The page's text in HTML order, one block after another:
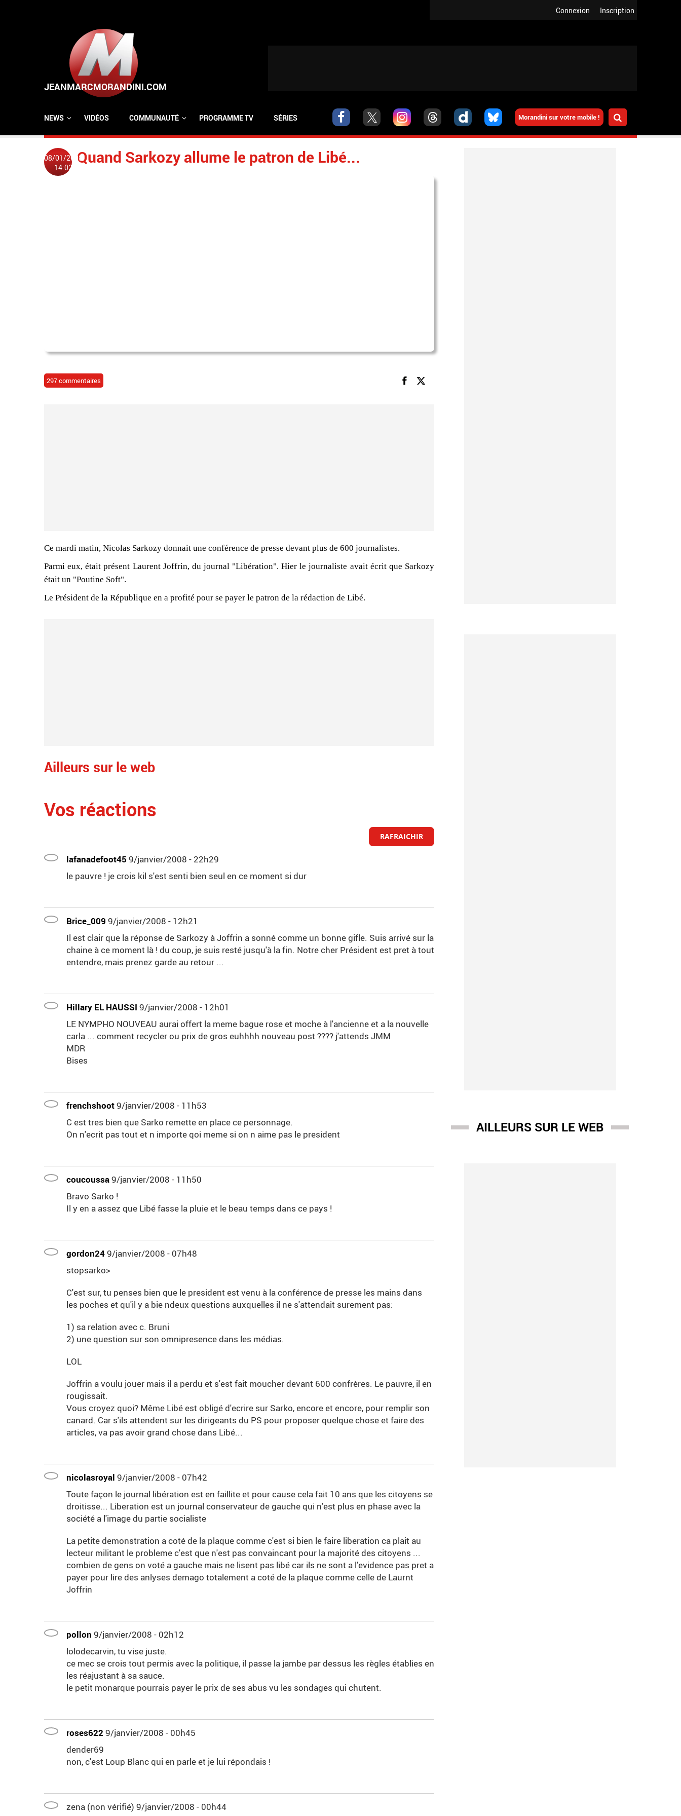
Inscription
Connexion
Morandini sur votre mobile !
NEWS VIDÉOS COMMUNAUTÉ PROGRAMME TV SÉRIES
08/01/2008
14:02
Quand Sarkozy allume le patron de Libé...
297 commentaires
Ce mardi matin, Nicolas Sarkozy donnait une conférence de presse devant plus de 600 journalistes.
Parmi eux, était présent Laurent Joffrin, du journal "Libération". Hier le journaliste avait écrit que Sarkozy
était un "Poutine Soft".
Le Président de la République en a profité pour se payer le patron de la rédaction de Libé.
Ailleurs sur le web
Vos réactions
RAFRAICHIR
lafanadefoot45 9/janvier/2008 - 22h29
le pauvre ! je crois kil s'est senti bien seul en ce moment si dur
Brice_009 9/janvier/2008 - 12h21
Il est clair que la réponse de Sarkozy à Joffrin a sonné comme un bonne gifle. Suis arrivé sur la
chaine à ce moment là ! du coup, je suis resté jusqu'à la fin. Notre cher Président est pret à tout
entendre, mais prenez garde au retour ...
Hillary EL HAUSSI 9/janvier/2008 - 12h01
LE NYMPHO NOUVEAU aurai offert la meme bague rose et moche à l'ancienne et a la nouvelle
carla ... comment recycler ou prix de gros euhhhh nouveau post ???? j'attends JMM
MDR
Bises
frenchshoot9/janvier/2008 - 11h53
C est tres bien que Sarko remette en place ce personnage.
On n'ecrit pas tout et n importe qoi meme si on n aime pas le president
coucoussa9/janvier/2008 - 11h50
Bravo Sarko !
Il y en a assez que Libé fasse la pluie et le beau temps dans ce pays !
gordon249/janvier/2008 - 07h48
stopsarko>
C'est sur, tu penses bien que le president est venu à la conférence de presse les mains dans
les poches et qu'il y a bie ndeux questions auxquelles il ne s'attendait surement pas:
1) sa relation avec c. Bruni
2) une question sur son omnipresence dans les médias.
LOL
Joffrin a voulu jouer mais il a perdu et s'est fait moucher devant 600 confrères. Le pauvre, il en
rougissait.
Vous croyez quoi? Même Libé est obligé d'ecrire sur Sarko, encore et encore, pour remplir son
canard. Car s'ils attendent sur les dirigeants du PS pour proposer quelque chose et faire des
articles, va pas avoir grand chose dans Libé...
nicolasroyal 9/janvier/2008 - 07h42
Toute façon le journal libération est en faillite et pour cause cela fait 10 ans que les citoyens se
droitisse... Liberation est un journal conservateur de gauche qui n'est plus en phase avec la
société a l'image du partie socialiste
La petite demonstration a coté de la plaque comme c'est si bien le faire liberation ca plait au
lecteur militant le probleme c'est que n'est pas convaincant pour la majorité des citoyens ...
combien de gens on voté a gauche mais ne lisent pas libé car ils ne sont a l'evidence pas pret a
payer pour lire des anlyses demago totalement a coté de la plaque comme celle de Laurnt
Joffrin
pollon 9/janvier/2008 - 02h12
lolodecarvin, tu vise juste.
ce mec se crois tout permis avec la politique, il passe la jambe par dessus les règles établies en
les réajustant à sa sauce.
le petit monarque pourrais payer le prix de ses abus vu les sondages qui chutent.
roses622 9/janvier/2008 - 00h45
dender69
non, c'est Loup Blanc qui en parle et je lui répondais !
zena (non vérifié) 9/janvier/2008 - 00h44
AILLEURS SUR LE WEB